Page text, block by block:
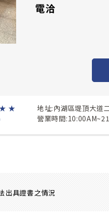
電洽
★ ★
地址:內湖區堤頂大道
營業時間
出具證書之情況